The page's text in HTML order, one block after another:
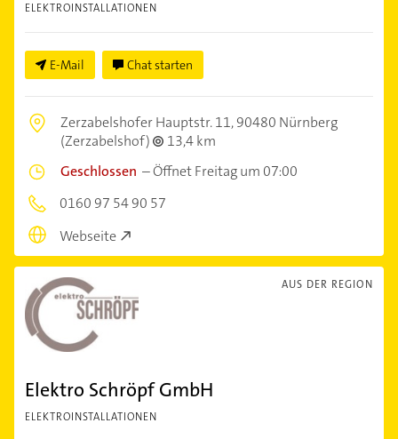
ELEKTROINSTALLATIONEN
E-Mail Chat starten
Zerzabelshofer Hauptstr. 11,90480 Nürnberg
(Zerzabelshof)
13,4 km
Geschlossen –Öffnet Freitag um 07:00
0160 97 54 90 57
Webseite
AUS DER REGION
Elektro Schröpf GmbH
ELEKTROINSTALLATIONEN